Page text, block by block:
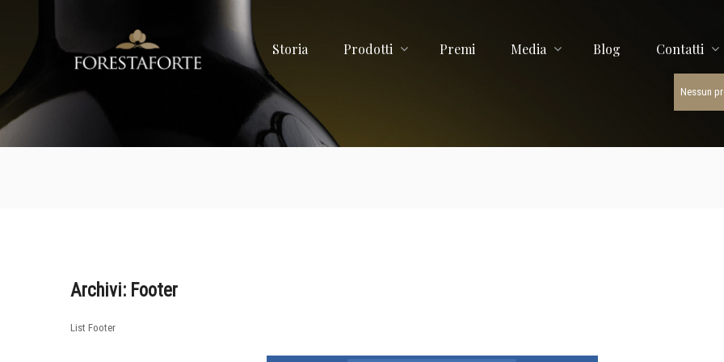
FORESTAFORTE
extravergine
Storia Prodotti Premi Media Blog Contatti
Nessun
Archivi: Footer
List Footer